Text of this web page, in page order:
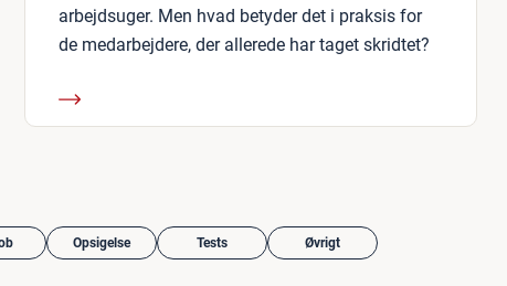
arbejdsuger. Men hvad betyder det i praksis for
de medarbejdere, der allerede har taget skridtet?
Opsigelse Tests Øvrigt